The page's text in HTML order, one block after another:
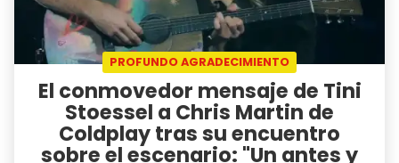
PROFUNDO AGRADECIMIENTO
El conmovedor mensaje de Tini
Stoessel a Chris Martin de
Coldplay tras su encuentro
sobre el escenario: "Un antes y